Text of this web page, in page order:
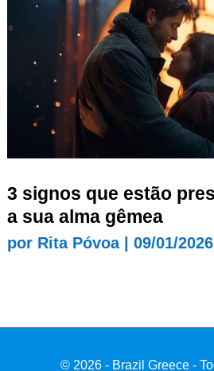
3 signos que estão
a sua alma gêmea
por Rita Póvoa| 09/01/
© 2026 - Brazil Greece -